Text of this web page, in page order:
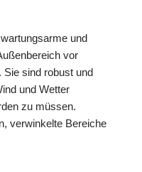
und
vor
Sie sind robust und
und Wetter
zu müssen.
verwinkelte Bereiche